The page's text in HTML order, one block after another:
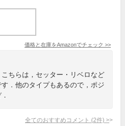
価格と在庫をAmazonでチェック >>
ちらは，セッター・リベロなど
．他のタイプもあるので，ポジ
全てのおすすめコメント (2件) >